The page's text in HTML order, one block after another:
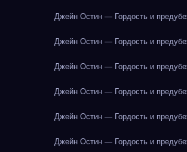
Джейн Остин — Гордость и
Джейн Остин — Гордость и
Джейн Остин — Гордость и
Джейн Остин — Гордость и
Джейн Остин — Гордость и
Джейн Остин — Гордость и